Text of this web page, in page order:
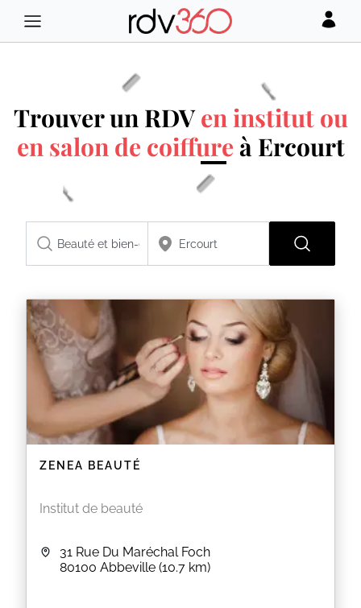
Trouver un RDVen institut ou
en salon de coiffure à Ercourt
ZENEA BEAUTÉ
Institut de beauté
31 Rue Du Maréchal Foch
80100 Abbeville (10.7 km)